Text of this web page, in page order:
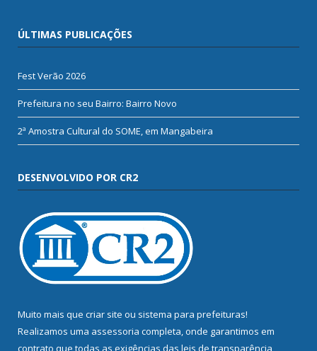
ÚLTIMAS PUBLICAÇÕES
Fest Verão 2026
Prefeitura no seu Bairro: Bairro Novo
2ª Amostra Cultural do SOME, em Mangabeira
DESENVOLVIDO POR CR2
Muito mais que criar site ou sistema para prefeituras!
Realizamos uma assessoria completa, onde garantimos em
contrato que todas as exigências das leis de transparência